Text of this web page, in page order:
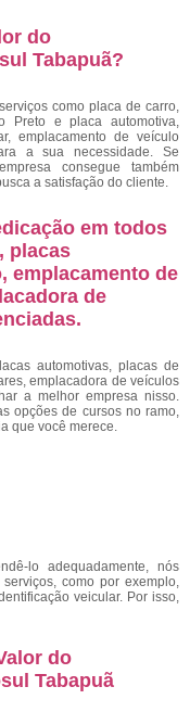
do
Tabapuã?
como placa de carro,
Preto e placa automotiva,
emplacamento de veículo
a sua necessidade. Se
consegue também
a satisfação do cliente.
em todos
placas
emplacamento de
de
automotivas, placas de
emplacadora de veículos
a melhor empresa nisso.
opções de cursos no ramo,
que você merece.
lo adequadamente, nós
como por exemplo,
veicular. Por isso,
do
Tabapuã